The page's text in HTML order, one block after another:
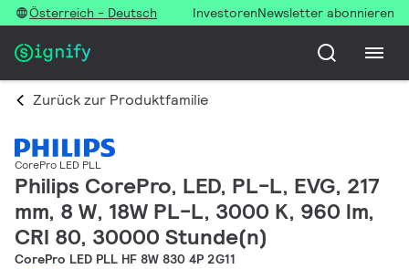
Österreich - Deutsch InvestorenNewsletter abonnieren
Zurück zur Produktfamilie
CorePro LED PLL
Philips CorePro, LED, PL-L, EVG, 217
mm, 8 W, 18W PL-L, 3000 K, 960 lm,
CRI 80, 30000 Stunde(n)
CorePro LED PLL HF 8W 830 4P 2G11